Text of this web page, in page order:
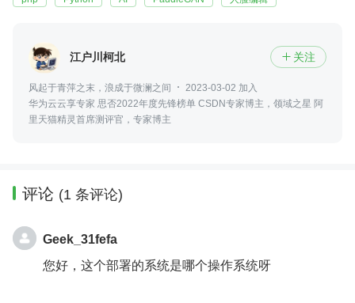
江户川柯北  关注
风起于青萍之末，浪成于微澜之间
2023-03-02 加入
华为云云享专家 思否2022年度先锋榜单 CSDN专家博主，领域之星 阿
里天猫精灵首席测评官，专家博主
评论 (1 条评论)
Geek_31fefa
您好，这个部署的系统是哪个操作系统呀